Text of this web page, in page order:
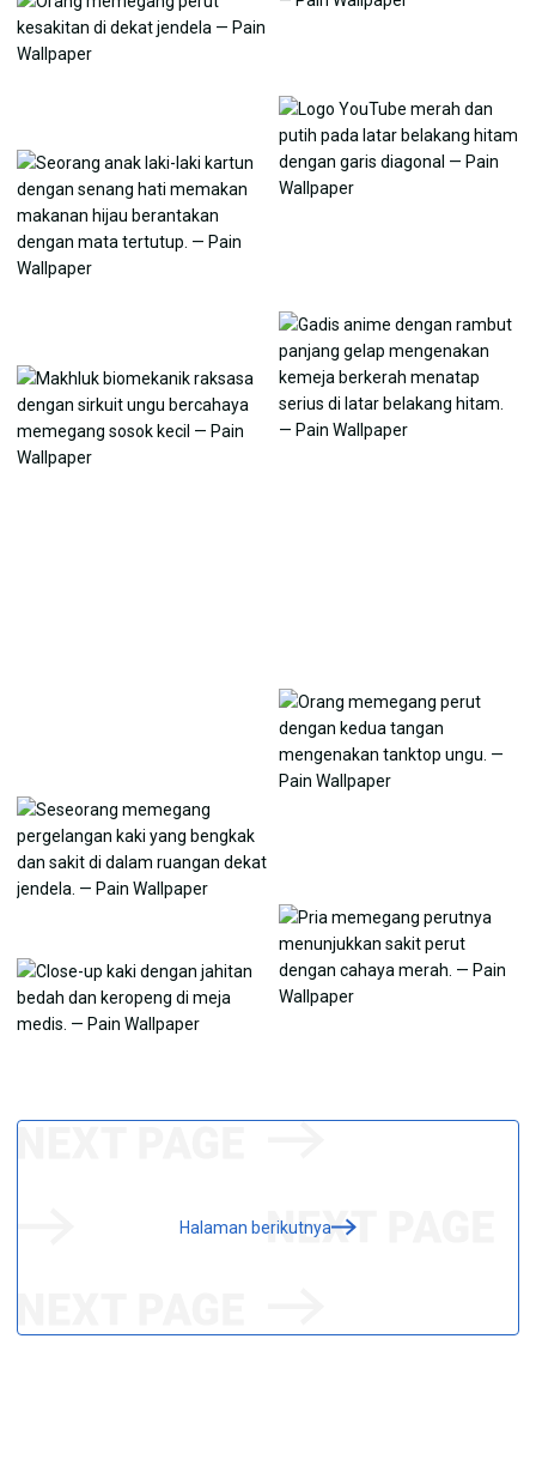
Halaman berikutnya